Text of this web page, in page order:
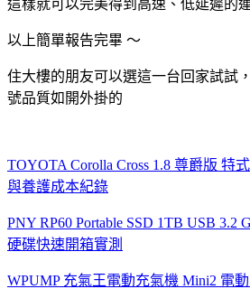
這樣就可以完美得到高速、低延遲的
以上簡單報告完畢 ～
住大樓的朋友可以選這一台回家試試
號品質如開外掛的
TOYOTA Corolla Cross 1.8 尊爵版 特
與養護成本紀錄
PNY RP60 Portable SSD 1TB USB 3.2
硬碟快速開箱實測
WPUMP 充氣王電動充氣機 Mini2 電